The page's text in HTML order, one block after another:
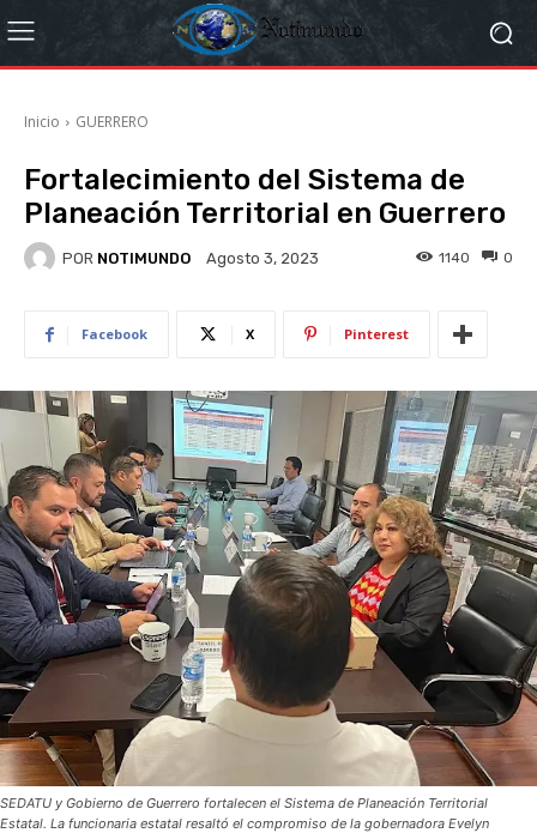
Inicio GUERRERO
Fortalecimiento del Sistema de
Planeación Territorial en Guerrero
POR NOTIMUNDO Agosto 3, 2023 0
1140
Facebook X Pinterest
SEDATU y Gobierno de Guerrero fortalecen el Sistema de Planeación Territorial
Estatal. La funcionaria estatal resaltó el compromiso de la gobernadora Evelyn